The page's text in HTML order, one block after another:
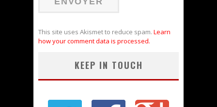
This site uses Akismet to reduce spam. Learn
how your comment data is processed.
KEEP IN TOUCH